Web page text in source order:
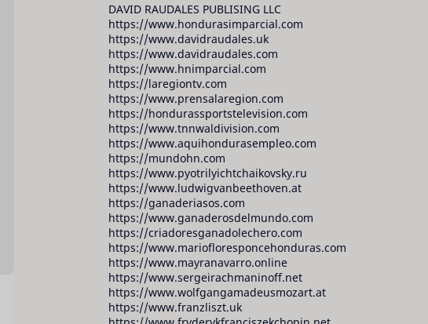
DAVID RAUDALES PUBLISING LLC
https://www.hondurasimparcial.com
https://www.davidraudales.uk
https://www.davidraudales.com
https://www.hnimparcial.com
https://laregiontv.com
https://www.prensalaregion.com
https://hondurassportstelevision.com
https://www.tnnwaldivision.com
https://www.aquihondurasempleo.com
https://mundohn.com
https://www.pyotrilyichtchaikovsky.ru
https://www.ludwigvanbeethoven.at
https://ganaderiasos.com
https://www.ganaderosdelmundo.com
https://criadoresganadolechero.com
https://www.mariofloresponcehonduras.com
https://www.mayranavarro.online
https://www.sergeirachmaninoff.net
https://www.wolfgangamadeusmozart.at
https://www.franzliszt.uk